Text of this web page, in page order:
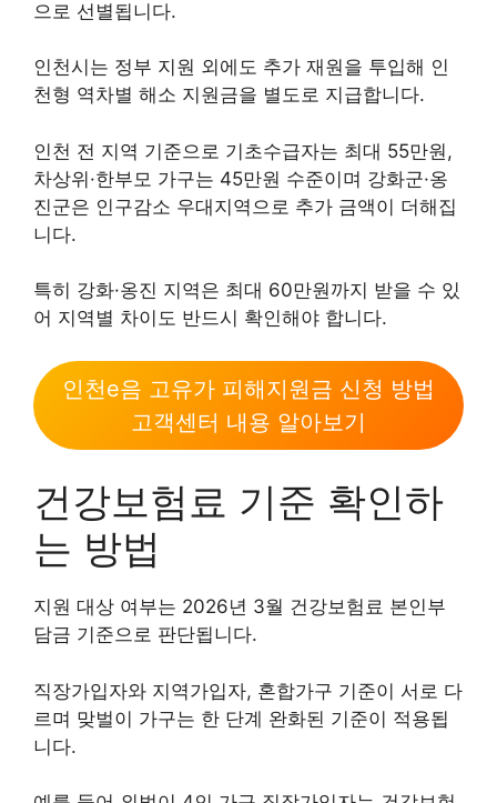
으로 선별됩니다.
인천시는 정부 지원 외에도 추가 재원을 투입해 인
천형 역차별 해소 지원금을 별도로 지급합니다.
인천 전 지역 기준으로 기초수급자는 최대 55만원,
차상위·한부모 가구는 45만원 수준이며 강화군·옹
진군은 인구감소 우대지역으로 추가 금액이 더해집
니다.
특히 강화·옹진 지역은 최대 60만원까지 받을 수 있
어 지역별 차이도 반드시 확인해야 합니다.
인천e음 고유가 피해지원금 신청 방법
고객센터 내용 알아보기
건강보험료 기준 확인하
는 방법
지원 대상 여부는 2026년 3월 건강보험료 본인부
담금 기준으로 판단됩니다.
직장가입자와 지역가입자, 혼합가구 기준이 서로 다
르며 맞벌이 가구는 한 단계 완화된 기준이 적용됩
니다.